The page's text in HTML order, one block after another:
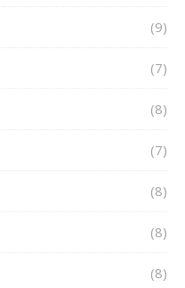
(9)
(7)
(8)
(7)
(8)
(8)
(8)